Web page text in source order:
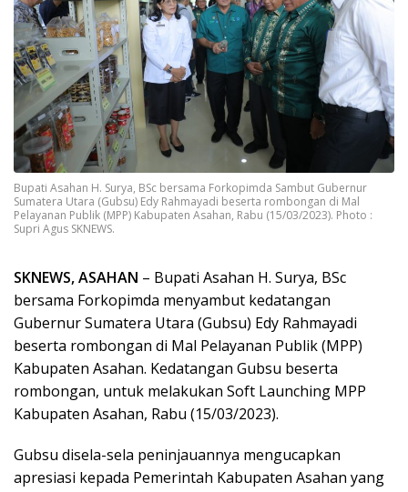
Bupati Asahan H. Surya, BSc bersama Forkopimda Sambut Gubernur
Sumatera Utara (Gubsu) Edy Rahmayadi beserta rombongan di Mal
Pelayanan Publik (MPP) Kabupaten Asahan, Rabu (15/03/2023). Photo :
Supri Agus SKNEWS.
SKNEWS, ASAHAN – Bupati Asahan H. Surya, BSc
bersama Forkopimda menyambut kedatangan
Gubernur Sumatera Utara (Gubsu) Edy Rahmayadi
beserta rombongan di Mal Pelayanan Publik (MPP)
Kabupaten Asahan. Kedatangan Gubsu beserta
rombongan, untuk melakukan Soft Launching MPP
Kabupaten Asahan, Rabu (15/03/2023).
Gubsu disela-sela peninjauannya mengucapkan
apresiasi kepada Pemerintah Kabupaten Asahan yang